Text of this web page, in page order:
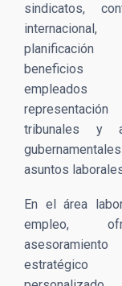
sindicatos,
internacional,
planificación
tribunales y
asuntos
En el área
empleo,
asesoramiento